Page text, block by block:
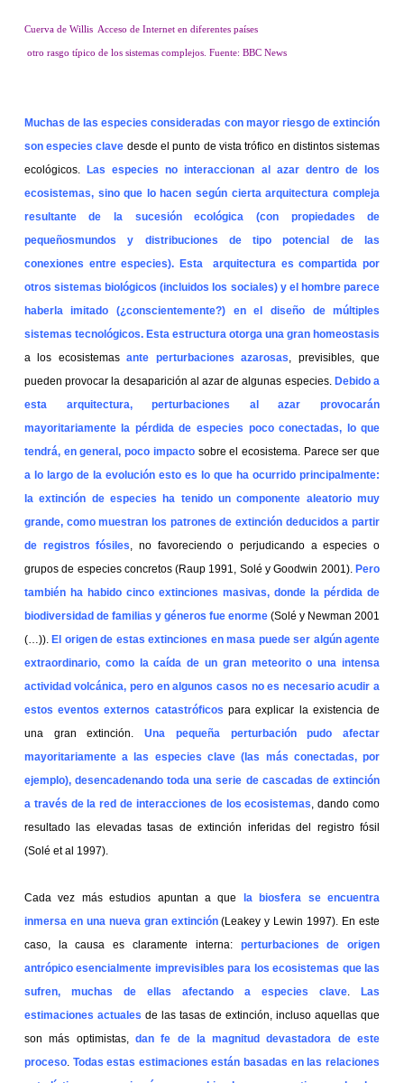
Cuerva de Willis Acceso de Internet en diferentes países
otro rasgo típico de los sistemas complejos. Fuente: BBC News
Muchas de las especies consideradas con mayor riesgo de extinción
son especies clave desde el punto de vista trófico en distintos sistemas
ecológicos.Las especies no interaccionan al azar dentro de los
ecosistemas, sino que lo hacen según cierta arquitectura compleja
resultante de la sucesión ecológica (con propiedades de
pequeñosmundos y distribuciones de tipo potencial de las
conexiones entre especies). Esta
arquitectura es compartida por
otros sistemas biológicos (incluidos los sociales) y el hombre parece
haberla imitado (¿conscientemente?) en el diseño de múltiples
sistemas tecnológicos. Esta estructura otorga una gran homeostasis
a los ecosistemasante perturbaciones azarosas, previsibles, que
pueden provocar la desaparición al azar de algunas especies. Debido a
esta arquitectura, perturbaciones al azar provocarán
mayoritariamente la pérdida de especies poco conectadas, lo que
tendrá, en general, poco impactosobre el ecosistema. Parece ser que
a lo largo de la evolución esto es lo que ha ocurrido principalmente:
la extinción de especies ha tenido un componente aleatorio muy
grande, como muestran los patrones de extinción deducidos a partir
de registros fósiles, no favoreciendo o perjudicando a especies o
grupos de especies concretos (Raup 1991, Solé y Goodwin 2001).Pero
también ha habido cinco extinciones masivas, donde la pérdida de
biodiversidad de familias y géneros fue enorme (Solé y Newman 2001
(…)).El origen de estas extinciones en masa puede ser algún agente
extraordinario, como la caída de un gran meteorito o una intensa
actividad volcánica, pero en algunos casos no es necesario acudir a
estos eventos externos catastróficos para explicar la existencia de
una gran extinción.Una pequeña perturbación pudo afectar
mayoritariamente a las especies clave (las más conectadas, por
ejemplo), desencadenando toda una serie de cascadas de extinción
a través de la red de interacciones de los ecosistemas, dando como
resultado las elevadas tasas de extinción inferidas del registro fósil
(Solé et al 1997).
Cada vez más estudios apuntan a que la biosfera se encuentra
inmersa en una nueva gran extinción(Leakey y Lewin 1997). En este
caso, la causa es claramente interna: perturbaciones de origen
antrópico esencialmente imprevisibles para los ecosistemas que las
sufren, muchas de ellas afectando a especies clave.Las
estimaciones actuales de las tasas de extinción, incluso aquellas que
son más optimistas, dan fe de la magnitud devastadora de este
proceso. Todas estas estimaciones están basadas en las relaciones